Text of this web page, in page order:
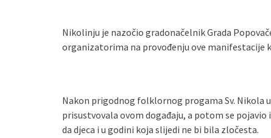
Nikolinju je nazočio gradonačelnik Grada
organizatorima na provođenju ove manifestacije
Nakon prigodnog folklornog progama Sv. Nikola
prisustvovala ovom događaju, a potom se
da djeca i u godini koja slijedi ne bi bila zločesta.